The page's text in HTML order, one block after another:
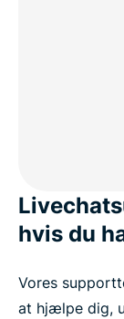
hvis du
Vores
at hjælpe dig,